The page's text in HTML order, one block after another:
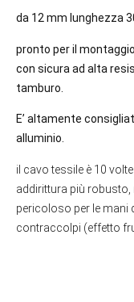
da 12 mm lunghezza
pronto per il
con sicura ad alta
tamburo.
E’ altamente
alluminio.
il cavo tessile è 10
addirittura più
pericoloso per le mani
contraccolpi (effetto